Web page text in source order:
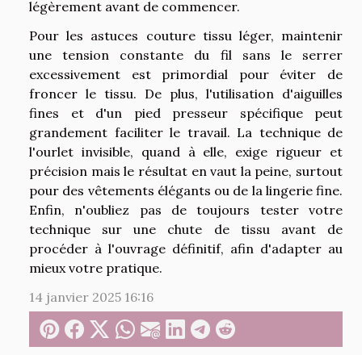
légèrement avant de commencer.
Pour les astuces couture tissu léger, maintenir
une tension constante du fil sans le serrer
excessivement est primordial pour éviter de
froncer le tissu. De plus, l'utilisation d'aiguilles
fines et d'un pied presseur spécifique peut
grandement faciliter le travail. La technique de
l'ourlet invisible, quand à elle, exige rigueur et
précision mais le résultat en vaut la peine, surtout
pour des vêtements élégants ou de la lingerie fine.
Enfin, n'oubliez pas de toujours tester votre
technique sur une chute de tissu avant de
procéder à l'ouvrage définitif, afin d'adapter au
mieux votre pratique.
14 janvier 2025 16:16